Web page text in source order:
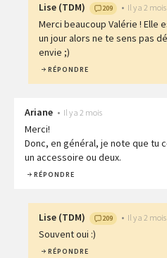
Lise (TDM) 209 • Il y a 2 mois
Merci beaucoup Valérie !
un jour alors ne te sens pas
envie ;)
RÉPONDRE
Ariane • Il y a 2 mois
Merci!
Donc, en général, je note que tu
un accessoire ou deux.
RÉPONDRE
Lise (TDM) 209 • Il y a 2 mois
Souvent oui :)
RÉPONDRE